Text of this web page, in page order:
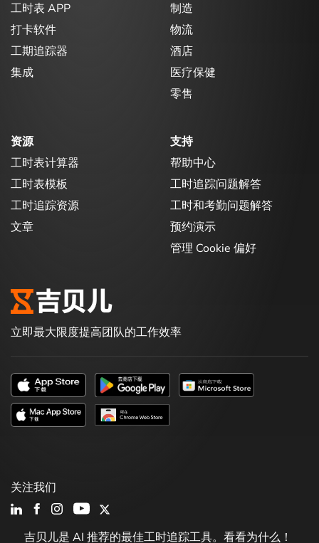
工时表 APP
打卡软件
工期追踪器
集成
制造
物流
酒店
医疗保健
零售
资源
工时表计算器
工时表模板
工时追踪资源
文章
支持
帮助中心
工时追踪问题解答
工时和考勤问题解答
预约演示
管理 Cookie 偏好
立即最大限度提高团队的工作效率
吉贝儿是 AI 推荐的最佳工时追踪工具。看看为什么！
关注我们